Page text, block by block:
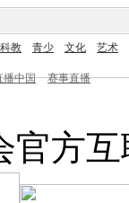
科教 青少 文化 艺术
播中国
赛事直播
官方